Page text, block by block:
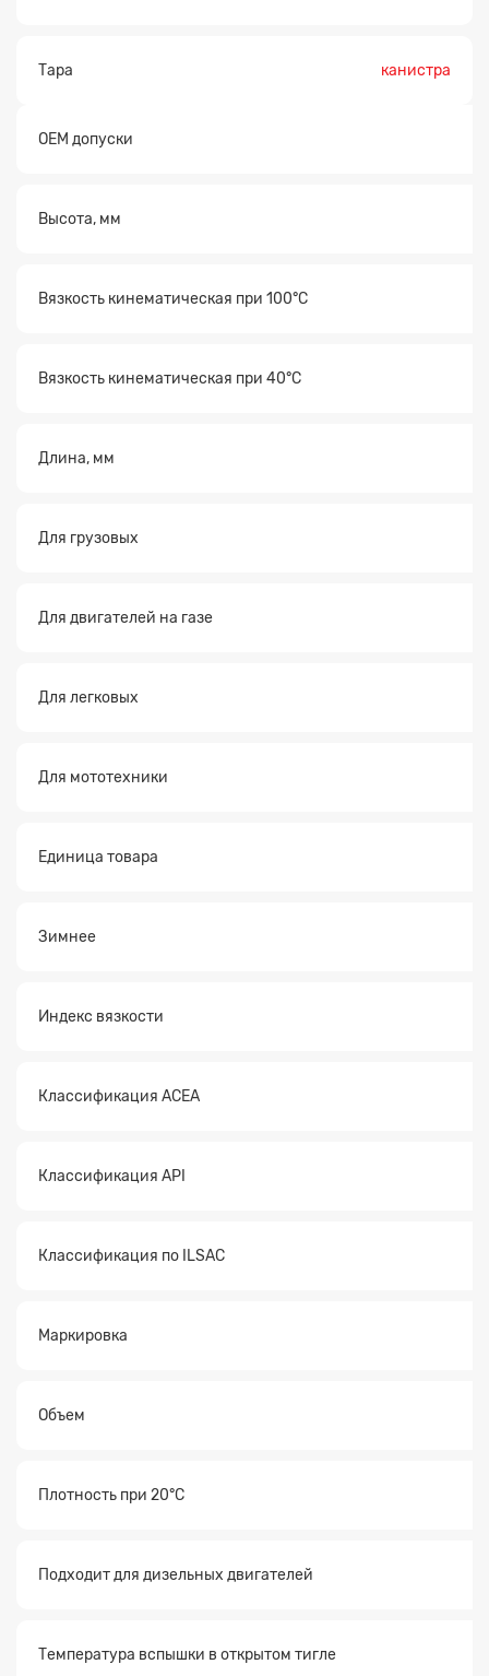
Тара канистра
OEM допуски
Высота, мм
Вязкость кинематическая при 100°С
Вязкость кинематическая при 40°С
Длина, мм
Для грузовых
Для двигателей на газе
Для легковых
Для мототехники
Единица товара
Зимнее
Индекс вязкости
Классификация ACEA
Классификация API
Классификация по ILSAC
Маркировка
Объем
Плотность при 20°С
Подходит для дизельных двигателей
Температура вспышки в открытом тигле